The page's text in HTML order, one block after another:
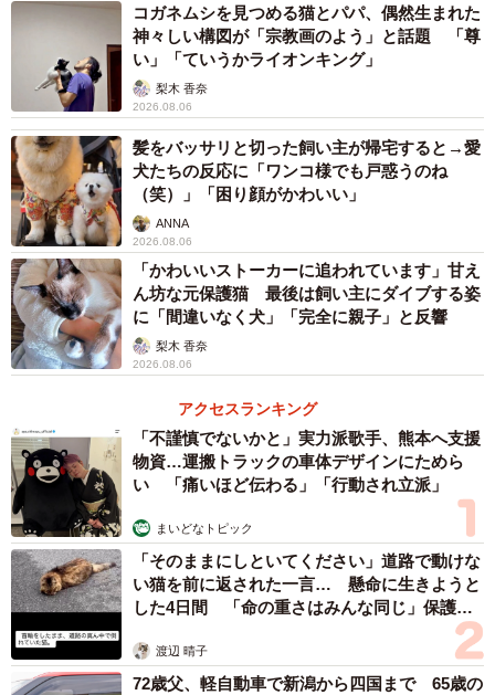
山崎さんは「私たちの生活に欠かせないトイレは、多くの
人が苦労を積み重ねて快適になった。従来とは違う切り口
で、近代化の歩みと先人の努力を感じてほしい」と話す。
A5版292ページ。2700円。彩流社刊。
コガネムシを見つめる猫とパパ、偶然生まれた
神々しい構図が「宗教画のよう」と話題 「尊
い」「ていうかライオンキング」
梨木 香奈
2026.08.06
髪をバッサリと切った飼い主が帰宅すると→愛
犬たちの反応に「ワンコ様でも戸惑うのね
（笑）」「困り顔がかわいい」
ANNA
2026.08.06
「かわいいストーカーに追われています」甘え
ん坊な元保護猫 最後は飼い主にダイブする姿
に「間違いなく犬」「完全に親子」と反響
梨木 香奈
2026.08.06
アクセスランキング
「不謹慎でないかと」実力派歌手、熊本へ支援
物資…運搬トラックの車体デザインにためら
い 「痛いほど伝わる」「行動され立派」
まいどなトピック
「そのままにしといてください」道路で動けな
い猫を前に返された一言… 懸命に生きようと
した4日間 「命の重さはみんな同じ」保護団
渡辺 晴子
72歳父、軽自動車で新潟から四国まで 65歳の